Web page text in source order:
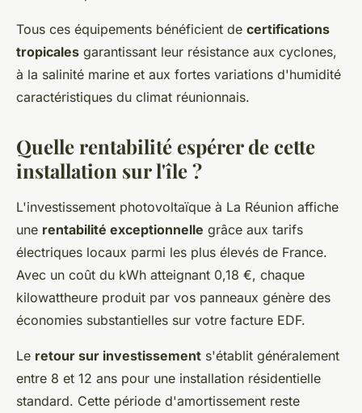
Tous ces équipements bénéficient de certifications
tropicales garantissant leur résistance aux cyclones,
à la salinité marine et aux fortes variations d'humidité
caractéristiques du climat réunionnais.
Quelle rentabilité espérer de cette
installation sur l'île ?
L'investissement photovoltaïque à La Réunion affiche
une rentabilité exceptionnelle grâce aux tarifs
électriques locaux parmi les plus élevés de France.
Avec un coût du kWh atteignant 0,18 €, chaque
kilowattheure produit par vos panneaux génère des
économies substantielles sur votre facture EDF.
Le retour sur investissement s'établit généralement
entre 8 et 12 ans pour une installation résidentielle
standard. Cette période d'amortissement reste